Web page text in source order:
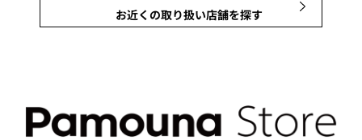
お近くの取り扱い店舗を探す